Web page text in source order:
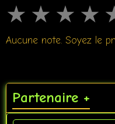
★ ★ ★ ★
Aucune note. Soyez le
Partenaire +